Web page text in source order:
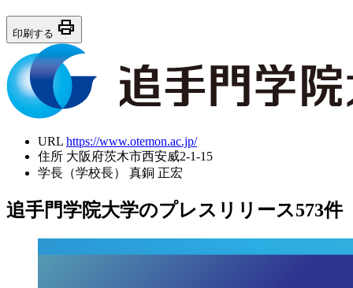
印刷する print
URL https://www.otemon.ac.jp/
住所 大阪府茨木市西安威2-1-15
学長（学校長）
真銅 正宏
追手門学院大学のプレスリリース573件